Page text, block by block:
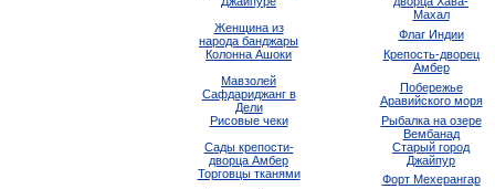
Махал
Женщина из
народа банджары
Флаг Индии
Колонна Ашоки
Крепость-дворец
Амбер
Мавзолей
Сафдариджанг в
Дели
Побережье
Аравийского моря
Рисовые чеки
Рыбалка на озере
Вембанад
Сады крепости-
дворца Амбер
Старый город
Джайпур
Торговцы тканями
Форт Мехерангар